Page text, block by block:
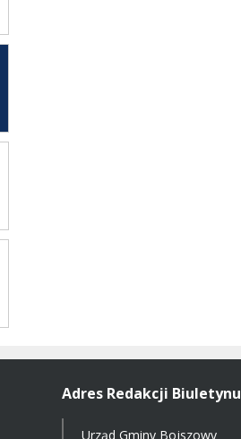
Adres Redakcji Biuletynu
Urząd Gminy Bojszowy